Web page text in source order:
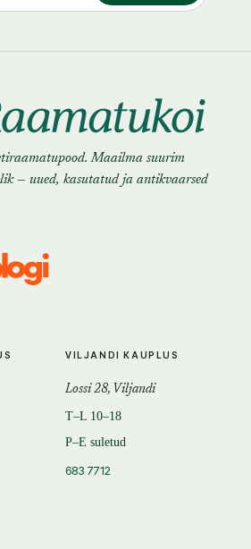
Maailma suurim
— uued, kasutatud ja antikvaarsed
VILJANDI KAUPLUS
Lossi 28, Viljandi
T–L 10–18
P–E suletud
683 7712